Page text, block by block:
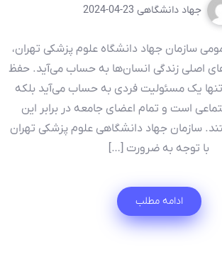
جهاد دانشگاهی 2024-04-23
سازمان جهاد دانشگاه علوم پزشکی تهران،
اصلی زندگی انسان‌ها به حساب می‌آید. حفظ
یک مسئولیت فردی به حساب می‌آید بلکه
است و تمام اعضای جامعه در برابر این
سازمان جهاد دانشگاهی علوم پزشکی تهران
با توجه به ضرورت […]
ادامه مطلب